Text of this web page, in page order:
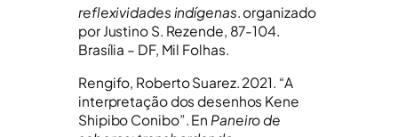
reflexividades indígenas. organizado
por Justino S. Rezende, 87-104.
Brasília – DF, Mil Folhas.
Rengifo, Roberto Suarez. 2021. “A
interpretação dos desenhos Kene
Shipibo Conibo”. En Paneiro de